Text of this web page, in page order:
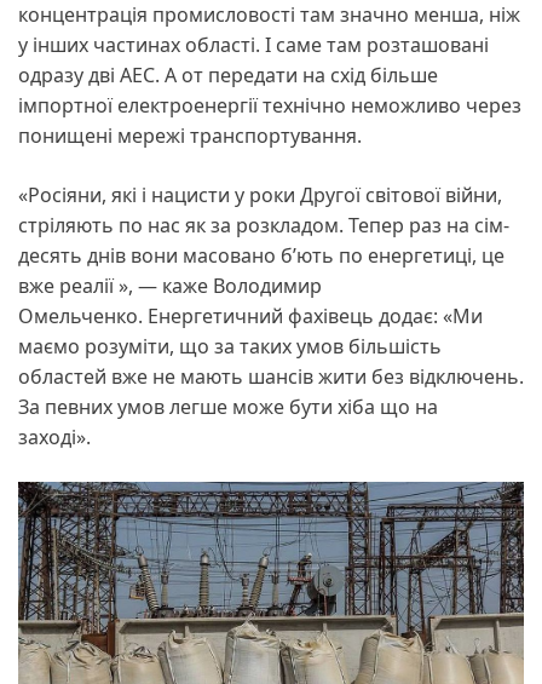
концентрація промисловості там значно менша, ніж
у інших частинах області. І саме там розташовані
одразу дві АЕС. А от передати на схід більше
імпортної електроенергії технічно неможливо через
понищені мережі транспортування.
«Росіяни, які і нацисти у роки Другої світової війни,
стріляють по нас як за розкладом. Тепер раз на сім-
десять днів вони масовано б’ють по енергетиці, це
вже реалії », — каже Володимир
Омельченко. Енергетичний фахівець додає: «Ми
маємо розуміти, що за таких умов більшість
областей вже не мають шансів жити без відключень.
За певних умов легше може бути хіба що на
заході».